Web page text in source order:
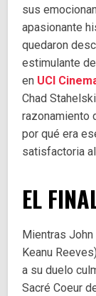
sus
apasionante
quedaron
estimulante
en UCI
Chad
razonamiento
por qué era
satisfactoria
EL
Mientras
Keanu
a su duelo
Sacré Coeur